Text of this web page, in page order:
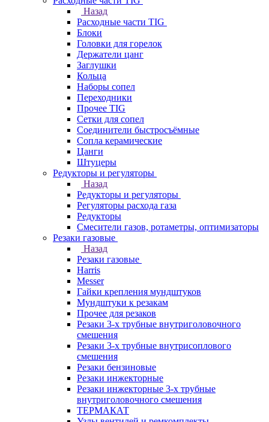
Назад
Расходные части TIG
Блоки
Головки для горелок
Держатели цанг
Заглушки
Кольца
Наборы сопел
Переходники
Прочее TIG
Сетки для сопел
Соединители быстросъёмные
Сопла керамические
Цанги
Штуцеры
Редукторы и регуляторы
Назад
Редукторы и регуляторы
Регуляторы расхода газа
Редукторы
Смесители газов, ротаметры, оптимизаторы
Резаки газовые
Назад
Резаки газовые
Harris
Messer
Гайки крепления мундштуков
Мундштуки к резакам
Прочее для резаков
Резаки 3-х трубные внутриголовочного
смешения
Резаки 3-х трубные внутрисоплового
смешения
Резаки бензиновые
Резаки инжекторные
Резаки инжекторные 3-х трубные
внутриголовочного смешения
ТЕРМАКАТ